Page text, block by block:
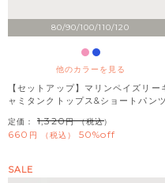
80/90/100/110/120
他のカラーを見る
【セットアップ】マリンペイズリー
ャミタンクトップス&ショートパンツ
定価： 1,320 （税込）
660 税込 50%off
SALE